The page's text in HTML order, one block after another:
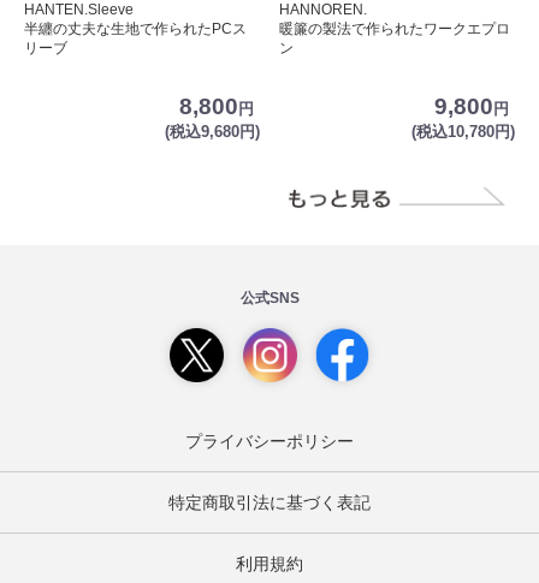
HANTEN.Sleeve
半纏の丈夫な生地で作られたPCス
リーブ
8,800 円
(税込9,680円)
HANNOREN.
暖簾の製法で作られたワークエプロ
ン
9,800 円
(税込10,780円)
公式SNS
プライバシーポリシー
特定商取引法に基づく表記
利用規約